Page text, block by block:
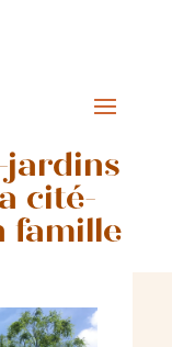
jardins
cité-
famille